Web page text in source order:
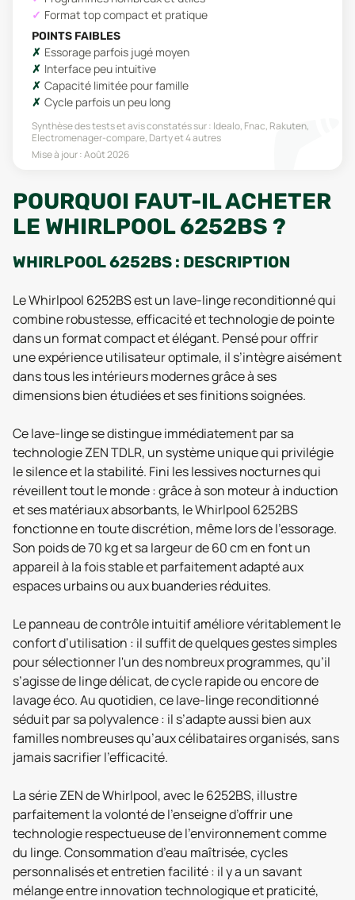
Format top compact et pratique
POINTS FAIBLES
Essorage parfois jugé moyen
Interface peu intuitive
Capacité limitée pour famille
Cycle parfois un peu long
Synthèse des tests et avis constatés sur : Idealo, Fnac, Rakuten,
Electromenager-compare, Dartyet 4 autres
Mise à jour :Août 2026
POURQUOI FAUT-IL ACHETER
LE WHIRLPOOL 6252BS ?
WHIRLPOOL 6252BS : DESCRIPTION
Le Whirlpool 6252BS est un lave-linge reconditionné qui
combine robustesse, efficacité et technologie de pointe
dans un format compact et élégant. Pensé pour offrir
une expérience utilisateur optimale, il s’intègre aisément
dans tous les intérieurs modernes grâce à ses
dimensions bien étudiées et ses finitions soignées.
Ce lave-linge se distingue immédiatement par sa
technologie ZEN TDLR, un système unique qui privilégie
le silence et la stabilité. Fini les lessives nocturnes qui
réveillent tout le monde : grâce à son moteur à induction
et ses matériaux absorbants, le Whirlpool 6252BS
fonctionne en toute discrétion, même lors de l’essorage.
Son poids de 70 kg et sa largeur de 60 cm en font un
appareil à la fois stable et parfaitement adapté aux
espaces urbains ou aux buanderies réduites.
Le panneau de contrôle intuitif améliore véritablement le
confort d’utilisation : il suffit de quelques gestes simples
pour sélectionner l'un des nombreux programmes, qu’il
s’agisse de linge délicat, de cycle rapide ou encore de
lavage éco. Au quotidien, ce lave-linge reconditionné
séduit par sa polyvalence : il s’adapte aussi bien aux
familles nombreuses qu’aux célibataires organisés, sans
jamais sacrifier l’efficacité.
La série ZEN de Whirlpool, avec le 6252BS, illustre
parfaitement la volonté de l’enseigne d’offrir une
technologie respectueuse de l’environnement comme
du linge. Consommation d’eau maîtrisée, cycles
personnalisés et entretien facilité : il y a un savant
mélange entre innovation technologique et praticité,